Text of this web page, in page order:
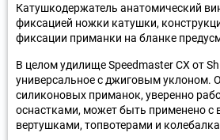
Катушкодержатель анатомический
фиксацией ножки катушки,
фиксации приманки на бланке
В целом удилище Speedmaster CX от
универсальное с джиговым уклоном.
силиконовых приманок, уверенно
оснастками, может быть применено с
вертушками, топвотерами и